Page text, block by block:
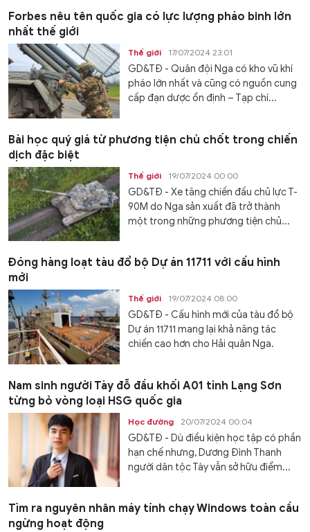
Forbes nêu tên quốc gia có lực lượng pháo binh lớn
nhất thế giới
Thế giới 17/07/2024 23:01
GD&TĐ - Quân đội Nga có kho vũ khí
pháo lớn nhất và cũng có nguồn cung
cấp đạn dược ổn định – Tạp chí...
Bài học quý giá từ phương tiện chủ chốt trong chiến
dịch đặc biệt
Thế giới 19/07/2024 00:00
GD&TĐ - Xe tăng chiến đấu chủ lực T-
90M do Nga sản xuất đã trở thành
một trong những phương tiện chủ...
Đóng hàng loạt tàu đổ bộ Dự án 11711 với cấu hình
mới
Thế giới 19/07/2024 08:00
GD&TĐ - Cấu hình mới của tàu đổ bộ
Dự án 11711 mang lại khả năng tác
chiến cao hơn cho Hải quân Nga.
Nam sinh người Tày đỗ đầu khối A01 tỉnh Lạng Sơn
từng bỏ vòng loại HSG quốc gia
Học đường 20/07/2024 00:04
GD&TĐ - Dù điều kiện học tập có phần
hạn chế nhưng, Dương Đình Thanh
người dân tộc Tày vẫn sở hữu điểm...
Tìm ra nguyên nhân máy tính chạy Windows toàn cầu
ngừng hoạt động